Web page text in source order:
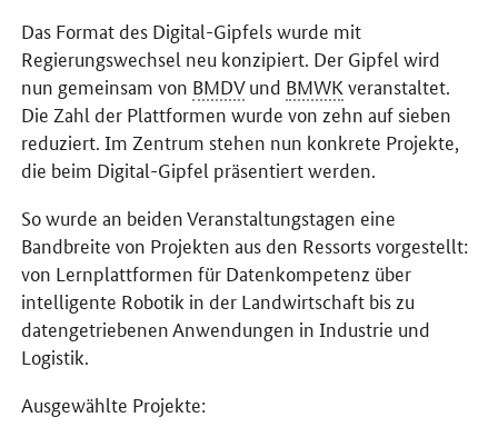
Das Format des Digital-Gipfels wurde mit
Regierungswechsel neu konzipiert. Der Gipfel wird
nun gemeinsam von BMDVund BMWK veranstaltet.
Die Zahl der Plattformen wurde von zehn auf sieben
reduziert. Im Zentrum stehen nun konkrete Projekte,
die beim Digital-Gipfel präsentiert werden.
So wurde an beiden Veranstaltungstagen eine
Bandbreite von Projekten aus den Ressorts vorgestellt:
von Lernplattformen für Datenkompetenz über
intelligente Robotik in der Landwirtschaft bis zu
datengetriebenen Anwendungen in Industrie und
Logistik.
Ausgewählte Projekte: